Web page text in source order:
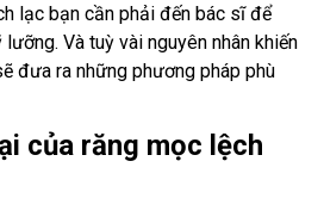
lạc bạn cần phải đến bác sĩ để
Và tuỳ vài nguyên nhân khiến
đưa ra những phương pháp phù
của răng mọc lệch